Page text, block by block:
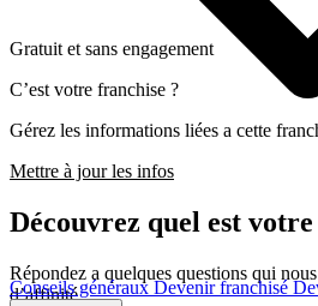
Conseils généraux Devenir franchisé
Gratuit et sans engagement
C’est votre franchise ?
Gérez les informations liées a cette
Mettre à jour les infos
Découvrez quel est
Répondez a quelques questions qui
d’affinité